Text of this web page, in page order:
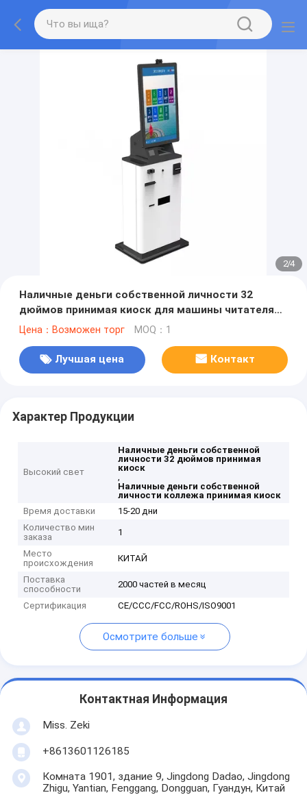
2/4
Наличные деньги собственной личности 32
дюймов принимая киоск для машины читателя
удостоверения личности SIM-карты гонораров
Цена：Возможен торг MOQ：1
Лучшая цена Контакт
Характер Продукции
Высокий свет
Наличные деньги собственной
личности 32 дюймов принимая
киоск
,
Наличные деньги собственной
личности коллежа принимая киоск
Время доставки
15-20 дни
Количество мин
заказа
1
Место
происхождения
КИТАЙ
Поставка
способности
2000 частей в месяц
Сертификация CE/CCC/FCC/ROHS/ISO9001
Осмотрите больше
Контактная Информация
Miss. Zeki
+8613601126185
Комната 1901, здание 9, Jingdong Dadao, Jingdong
Zhigu, Yantian, Fenggang, Dongguan, Гуандун, Китай